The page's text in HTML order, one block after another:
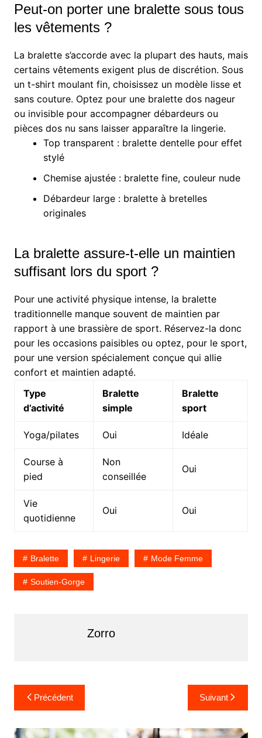
Peut-on porter une bralette sous tous
les vêtements ?
La bralette s’accorde avec la plupart des hauts, mais
certains vêtements exigent plus de discrétion. Sous
un t-shirt moulant fin, choisissez un modèle lisse et
sans couture. Optez pour une bralette dos nageur
ou invisible pour accompagner débardeurs ou
pièces dos nu sans laisser apparaître la lingerie.
Top transparent : bralette dentelle pour effet
stylé
Chemise ajustée : bralette fine, couleur nude
Débardeur large : bralette à bretelles
originales
La bralette assure-t-elle un maintien
suffisant lors du sport ?
Pour une activité physique intense, la bralette
traditionnelle manque souvent de maintien par
rapport à une brassière de sport. Réservez-la donc
pour les occasions paisibles ou optez, pour le sport,
pour une version spécialement conçue qui allie
confort et maintien adapté.
Type
d’activité
Bralette
simple
Bralette
sport
Yoga/pilates Oui Idéale
Course à
pied
Non
conseillée
Oui
Vie
quotidienne
Oui Oui
Bralette Lingerie Mode Femme
Soutien-Gorge
Zorro
Navigation
de
l’article
Précédent Suivant